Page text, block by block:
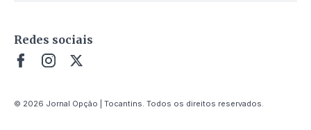
Redes sociais
© 2026 Jornal Opção | Tocantins. Todos os direitos reservados.